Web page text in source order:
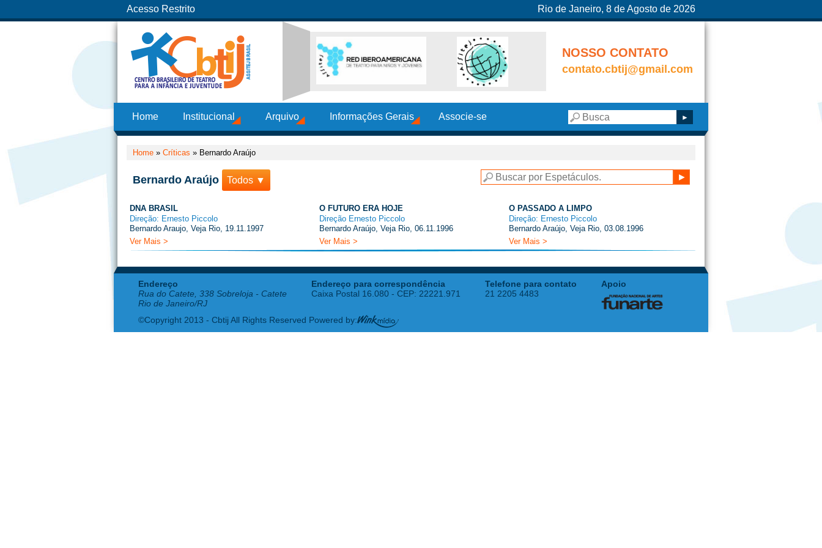
Acesso Restrito Rio de Janeiro, 8 de Agosto de 2026
NOSSO CONTATO
contato.cbtij@gmail.com
Home Institucional Arquivo Informações Gerais Associe-se
Home » Críticas » Bernardo Araújo
Bernardo Araújo Todos ▼
DNA BRASIL
Direção: Ernesto Piccolo
Bernardo Araujo, Veja Rio, 19.11.1997
Ver Mais >
O FUTURO ERA HOJE
Direção Ernesto Piccolo
Bernardo Araújo, Veja Rio, 06.11.1996
Ver Mais >
O PASSADO A LIMPO
Direção: Ernesto Piccolo
Bernardo Araújo, Veja Rio, 03.08.1996
Ver Mais >
Endereço
Rua do Catete, 338 Sobreloja - Catete
Rio de Janeiro/RJ
Endereço para correspondência
Caixa Postal 16.080 - CEP: 22221.971
Telefone para contato
21 2205 4483
Apoio
©Copyright 2013 - Cbtij All Rights Reserved Powered by: